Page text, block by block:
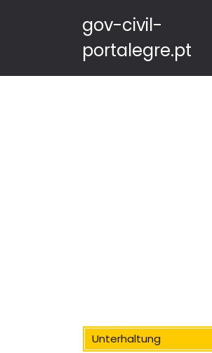
gov-civil-
portalegre.pt
Unterhaltung